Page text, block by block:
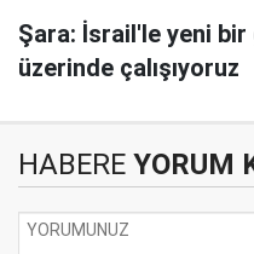
Şara: İsrail'le yeni bir
üzerinde çalışıyoruz
HABERE YORUM